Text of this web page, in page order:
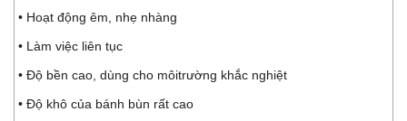
• Hoạt động êm, nhẹ nhàng
• Làm việc liên tục
• Độ bền cao, dùng cho môitrường khắc nghiệt
• Độ khô của bánh bùn rất cao